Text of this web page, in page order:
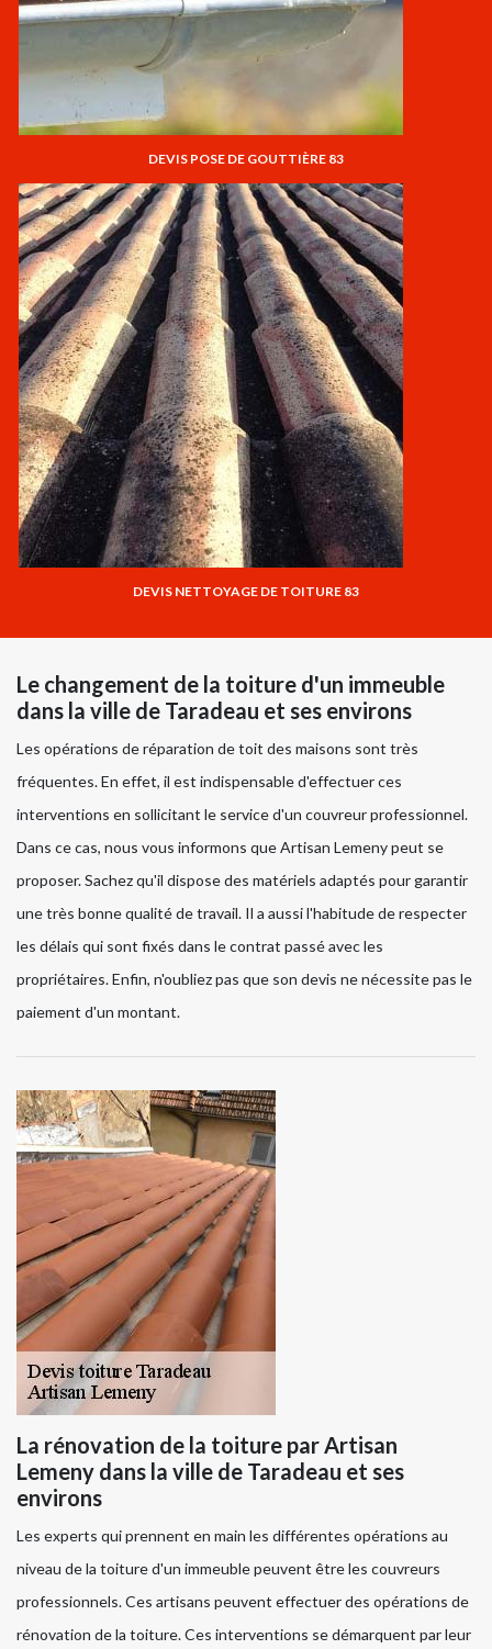
DEVIS POSE DE GOUTTIÈRE 83
DEVIS NETTOYAGE DE TOITURE 83
Le changement de la toiture d'un immeuble
dans la ville de Taradeau et ses environs
Les opérations de réparation de toit des maisons sont très
fréquentes. En effet, il est indispensable d'effectuer ces
interventions en sollicitant le service d'un couvreur professionnel.
Dans ce cas, nous vous informons que Artisan Lemeny peut se
proposer. Sachez qu'il dispose des matériels adaptés pour garantir
une très bonne qualité de travail. Il a aussi l'habitude de respecter
les délais qui sont fixés dans le contrat passé avec les
propriétaires. Enfin, n'oubliez pas que son devis ne nécessite pas le
paiement d'un montant.
La rénovation de la toiture par Artisan
Lemeny dans la ville de Taradeau et ses
environs
Les experts qui prennent en main les différentes opérations au
niveau de la toiture d'un immeuble peuvent être les couvreurs
professionnels. Ces artisans peuvent effectuer des opérations de
rénovation de la toiture. Ces interventions se démarquent par leur